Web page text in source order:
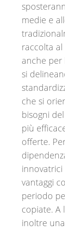
medie e
raccolta
anche per
si
che si
bisogni
più
offerte.
vantaggi
periodo
copiate. A
inoltre